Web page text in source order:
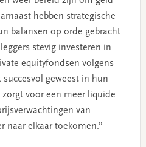
hebben strategische
balansen op orde gebracht
stevig investeren in
equityfondsen volgens
geweest in hun
voor een meer liquide
van
naar elkaar toekomen.”